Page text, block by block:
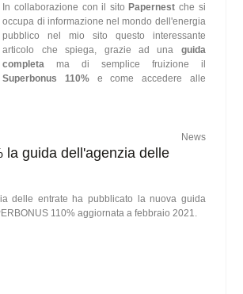
In collaborazione con il sito Papernestche si
occupa di informazione nel mondo dell'energia
pubblico nel mio sito questo interessante
articolo che spiega, grazie ad una guida
completa ma di semplice fruizione il
Superbonus 110% e come accedere alle
News
la guida dell'agenzia delle
delle entrate ha pubblicato la nuova guida
110% aggiornata a febbraio 2021.